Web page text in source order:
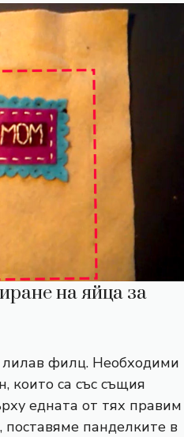
на яйца за
филц. Необходими
които са със същия
едната от тях правим
поставяме панделките в